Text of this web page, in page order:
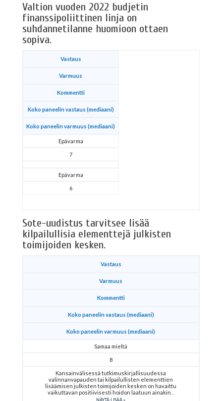
Valtion vuoden 2022 budjetin
finanssipoliittinen linja on
suhdannetilanne huomioon ottaen
sopiva.
Vastaus
Varmuus
Kommentti
Koko paneelin vastaus (mediaani)
Koko paneelin varmuus (mediaani)
Epävarma
7
Epävarma
6
Sote-uudistus tarvitsee lisää
kilpailullisia elementtejä julkisten
toimijoiden kesken.
Vastaus
Varmuus
Kommentti
Koko paneelin vastaus (mediaani)
Koko paneelin varmuus (mediaani)
Samaa mieltä
8
Kansainvälisessä tutkimuskirjallisuudessa
valinnanvapauden tai kilpailullisten elementtien
lisäämisen julkisten toimijoiden kesken on havaittu
vaikuttavan positiivisesti hoidon laatuun ainakin
NÄYTÄ LISÄÄ